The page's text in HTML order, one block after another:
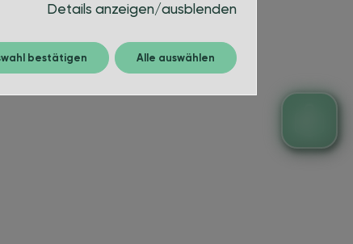
Details anzeigen/ausblenden
bestätigen Alle auswählen